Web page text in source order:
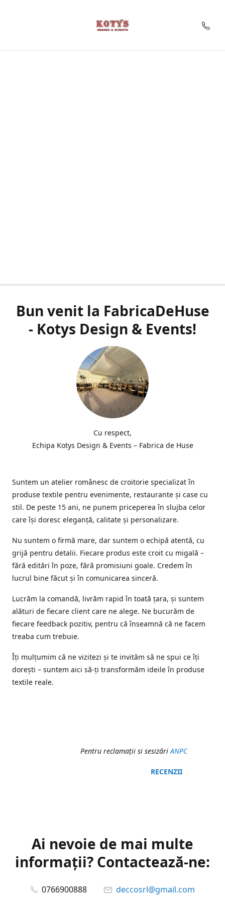
Bun venit la FabricaDeHuse
- Kotys Design & Events!
Cu respect,
Echipa Kotys Design & Events – Fabrica de Huse
Suntem un atelier românesc de croitorie specializat în
produse textile pentru evenimente, restaurante și case cu
stil. De peste 15 ani, ne punem priceperea în slujba celor
care își doresc eleganță, calitate și personalizare.
Nu suntem o firmă mare, dar suntem o echipă atentă, cu
grijă pentru detalii. Fiecare produs este croit cu migală –
fără editări în poze, fără promisiuni goale. Credem în
lucrul bine făcut și în comunicarea sinceră.
Lucrăm la comandă, livrăm rapid în toată țara, și suntem
alături de fiecare client care ne alege. Ne bucurăm de
fiecare feedback pozitiv, pentru că înseamnă că ne facem
treaba cum trebuie.
Îți mulțumim că ne vizitezi și te invităm să ne spui ce îți
dorești – suntem aici să-ți transformăm ideile în produse
textile reale.
Pentru reclamaţii si sesizăriANPC
RECENZII
Ai nevoie de mai multe
informații? Contactează-ne:
0766900888 deccosrl@gmail.com